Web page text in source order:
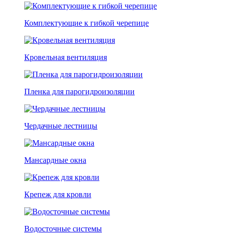
Комплектующие к гибкой черепице
Кровельная вентиляция
Пленка для парогидроизоляции
Чердачные лестницы
Мансардные окна
Крепеж для кровли
Водосточные системы